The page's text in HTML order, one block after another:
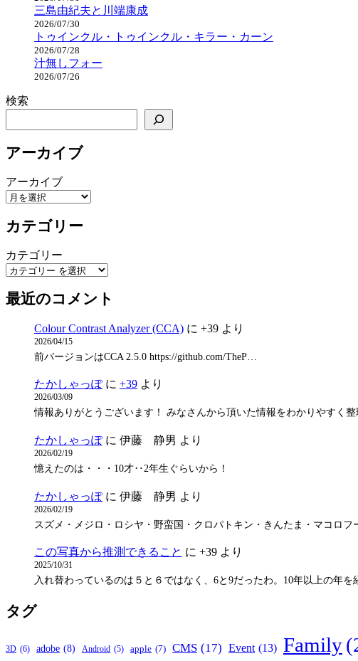
三島由紀夫と川端康成
2026/07/30
トゥインクル・トゥインクル・キラー・カーン
2026/07/28
汁無しフォー
2026/07/26
検索
アーカイブ
アーカイブ
カテゴリー
カテゴリー
最近のコメント
Colour Contrast Analyzer (CCA) に +39 より
2026/04/15
前バージョンはCCA 2.5.0 https://github.com/TheP…
たかしゃっぽに +39 より
2026/03/09
情報ありがとうございます！ みなさんから頂いた情報をわかりやすく
たかしゃっぽに 伊藤 静男 より
2026/02/19
憶えたのは・・・10才‥2年生ぐらいから！
たかしゃっぽに 伊藤 静男 より
2026/02/19
スズメ・メジロ・ロシヤ・野蛮国・クロパトキン・きんたま・マコロフ
この写真から推測できること に +39 より
2025/10/31
入れ替わっているのは５と６ではなく、6と9だったわ。10年以上の年
タグ
3D (6) adobe (8) Android (5) apple (7) CMS (17) Event (13) Family